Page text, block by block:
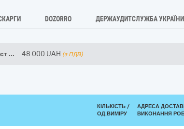
DOZORRO ДЕРЖАУДИТСЛУЖБА УКРАЇНИ
... 48 000 UAH (з ПДВ)
КІЛЬКІСТЬ /
ОД.ВИМІРУ
АДРЕСА
ВИКОНАННЯ